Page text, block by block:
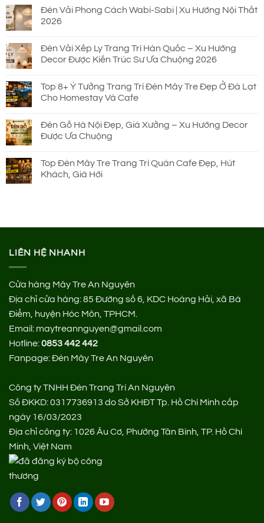
Đèn Vải Phong Cách Wabi-Sabi | Xu Hướng Nội Thất
2026
Đèn Vải Xếp Ly Trang Trí Hàn Quốc – Xu Hướng
Decor Được Kiến Trúc Sư Ưa Chuộng 2026
Top 8+ Ý Tưởng Trang Trí Đèn Mây Tre Đẹp Ở Đà Lạt
Cho Homestay Và Cafe
Đèn Gỗ Hà Nội Đẹp, Giá Xưởng – Xu Hướng Decor
Được Ưa Chuộng
Top Đèn Mây Tre Trang Trí Quán Cafe Đẹp, Hút
Khách, Giá Hời
LIÊN HỆ NHANH
Cửa hàng Mây Tre An Nguyên
Địa chỉ cửa hàng:85 Đường số 6, KDC Hoàng Hải, xã Bà
Điểm, huyện Hóc Môn, TPHCM.
Email: maytreannguyen@gmail.com
Hotline:0853 442 442
Fanpage:Đèn Mây Tre An Nguyên
Công ty TNHH Đèn Trang Trí An Nguyên
Số ĐKKD: 0317736913 do Sở KHĐT Tp. Hồ Chí Minh cấp
ngày 16/03/2023
Địa chỉ công ty: 1026 Âu Cơ, Phường Tân Bình, TP. Hồ Chí
Minh, Việt Nam